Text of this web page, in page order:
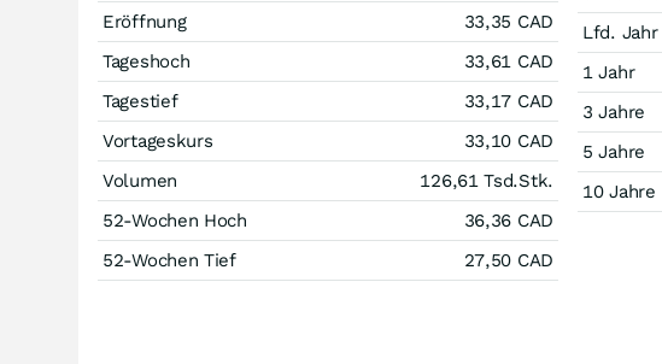
Eröffnung
33,35 CAD
Tageshoch
33,61 CAD
Tagestief
33,17 CAD
Vortageskurs
33,10 CAD
Volumen
126,61 Tsd.Stk.
52-Wochen Hoch
36,36 CAD
52-Wochen Tief
27,50 CAD
Lfd. Jahr
1 Jahr
3 Jahre
5 Jahre
10 Jahre